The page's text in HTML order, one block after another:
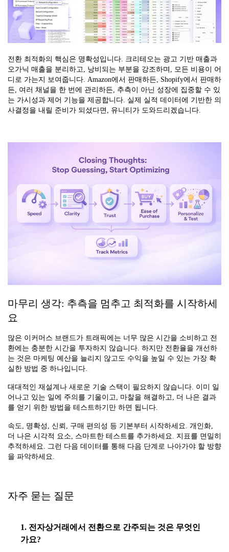
전환 최적화의 핵심은 명확성입니다. 크리테오는 광고 기반 매출과
오가닉 매출을 분리하고, 낭비되는 부분을 강조하며, 모든 비용이 어
디로 가는지 보여줍니다. Amazon에서 판매하든, Shopify에서 판매하
든, 여러 채널을 한 번에 관리하든, 추측이 아닌 성장에 집중할 수 있
는 가시성과 제어 기능을 제공합니다. 실제 실적 데이터에 기반한 의
사결정을 내릴 준비가 되셨다면, 유니티가 도와드리겠습니다.
마무리 생각: 추측을 멈추고 최적화를 시작하세
요
많은 이커머스 브랜드가 트래픽에는 너무 많은 시간을 소비하고 전
환에는 충분한 시간을 투자하지 않습니다. 하지만 전환율을 개선하
는 것은 마케팅 예산을 늘리지 않고도 수익을 높일 수 있는 가장 확
실한 방법 중 하나입니다.
대대적인 재설계나 새로운 기술 스택이 필요하지 않습니다. 이미 일
어나고 있는 일에 주의를 기울이고, 마찰을 해결하고, 더 나은 결과
를 얻기 위한 방법을 테스트하기만 하면 됩니다.
속도, 명확성, 신뢰, 구매 편의성 등 기본부터 시작하세요. 개인화,
더 나은 시각적 요소, 스마트한 테스트를 추가하세요. 지표를 면밀히
추적하세요. 그런 다음 데이터를 통해 다음 단계로 나아가야 할 방향
을 파악하세요.
자주 묻는 질문
1. 전자상거래에서 전환으로 간주되는 것은 무엇인
가요?